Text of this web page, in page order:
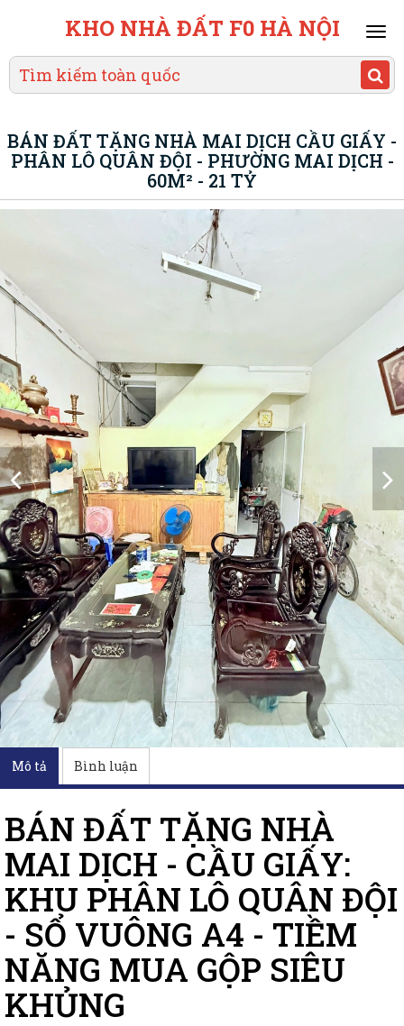
KHO NHÀ ĐẤT F0 HÀ NỘI
BÁN ĐẤT TẶNG NHÀ MAI DỊCH CẦU GIẤY -
PHÂN LÔ QUÂN ĐỘI - PHƯỜNG MAI DỊCH -
60M² - 21 TỶ
Mô tả Bình luận
BÁN ĐẤT TẶNG NHÀ
MAI DỊCH - CẦU GIẤY:
KHU PHÂN LÔ QUÂN ĐỘI
- SỔ VUÔNG A4 - TIỀM
NĂNG MUA GỘP SIÊU
KHỦNG